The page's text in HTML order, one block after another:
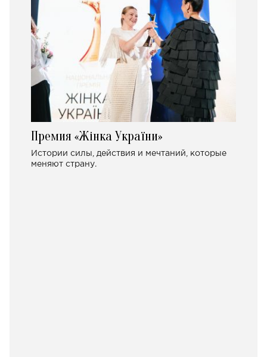
Премия «Жінка України»
Истории силы, действия и мечтаний, которые
меняют страну.